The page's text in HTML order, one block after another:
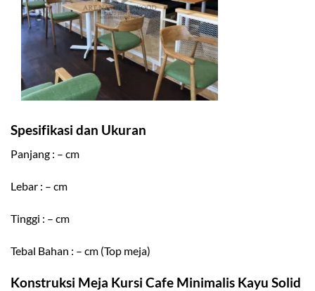
Spesifikasi dan Ukuran
Panjang : – cm
Lebar : – cm
Tinggi : – cm
Tebal Bahan : – cm (Top meja)
Konstruksi Meja Kursi Cafe Minimalis Kayu Solid